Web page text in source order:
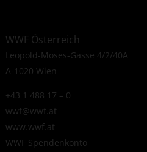
WWF Österreich
Leopold-Moses-Gasse 4/2/40A
A-1020 Wien
+43 1 488 17 – 0
wwf@wwf.at
www.wwf.at
WWF Spendenkonto